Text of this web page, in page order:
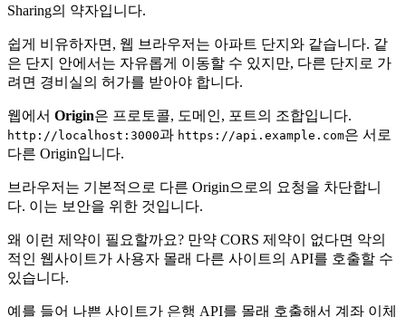
Sharing의 약자입니다.
쉽게 비유하자면, 웹 브라우저는 아파트 단지와 같습니다. 같
은 단지 안에서는 자유롭게 이동할 수 있지만, 다른 단지로 가
려면 경비실의 허가를 받아야 합니다.
웹에서 Origin은 프로토콜, 도메인, 포트의 조합입니다.
http://localhost:3000과 https://api.example.com은 서로
다른 Origin입니다.
브라우저는 기본적으로 다른 Origin으로의 요청을 차단합니
다. 이는 보안을 위한 것입니다.
왜 이런 제약이 필요할까요? 만약 CORS 제약이 없다면 악의
적인 웹사이트가 사용자 몰래 다른 사이트의 API를 호출할 수
있습니다.
예를 들어 나쁜 사이트가 은행 API를 몰래 호출해서 계좌 이체